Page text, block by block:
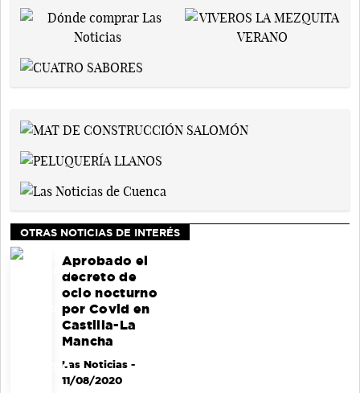
OTRAS NOTICIAS DE INTERÉS
Aprobado el
decreto de
ocio nocturno
por Covid en
Castilla-La
Mancha
Las Noticias-
11/08/2020